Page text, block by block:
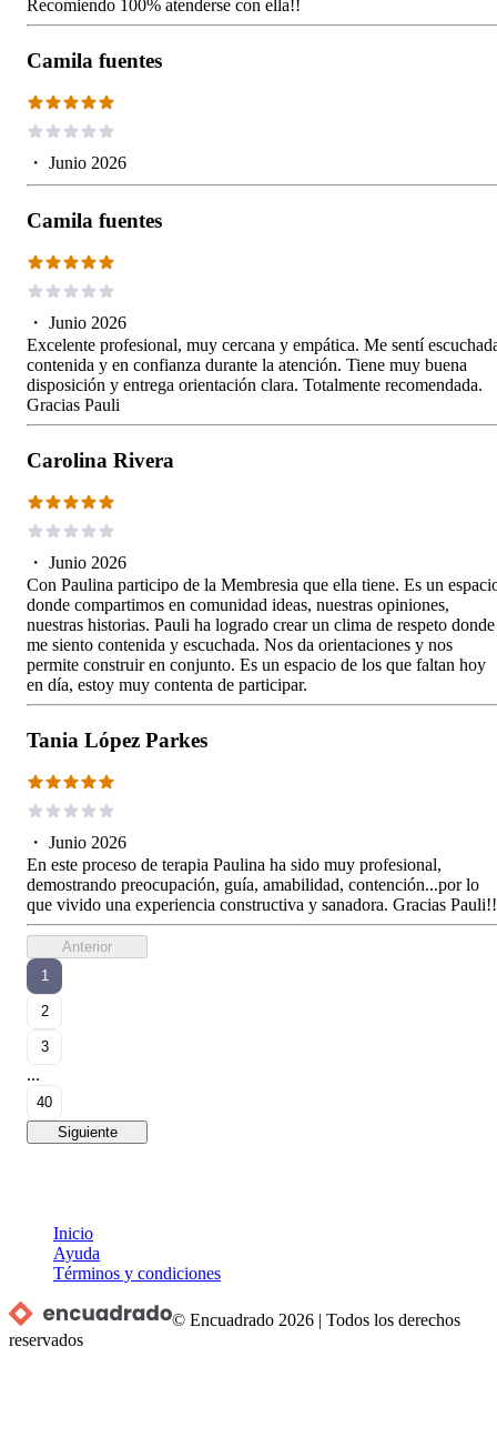
Recomiendo 100% atenderse con ella!!
Camila fuentes
・ Junio 2026
Camila fuentes
・ Junio 2026
Excelente profesional, muy cercana y empática. Me sentí
contenida y en confianza durante la atención. Tiene muy buena
disposición y entrega orientación clara. Totalmente recomendada.
Gracias Pauli
Carolina Rivera
・ Junio 2026
Con Paulina participo de la Membresia que ella tiene. Es un
donde compartimos en comunidad ideas, nuestras opiniones,
nuestras historias. Pauli ha logrado crear un clima de respeto donde
me siento contenida y escuchada. Nos da orientaciones y nos
permite construir en conjunto. Es un espacio de los que faltan hoy
en día, estoy muy contenta de participar.
Tania López Parkes
・ Junio 2026
En este proceso de terapia Paulina ha sido muy profesional,
demostrando preocupación, guía, amabilidad, contención...por lo
que vivido una experiencia constructiva y sanadora. Gracias Pauli!!
Anterior
1
2
3
...
40
Siguiente
Inicio
Ayuda
Términos y condiciones
© Encuadrado 2026 |Todos los derechos
reservados